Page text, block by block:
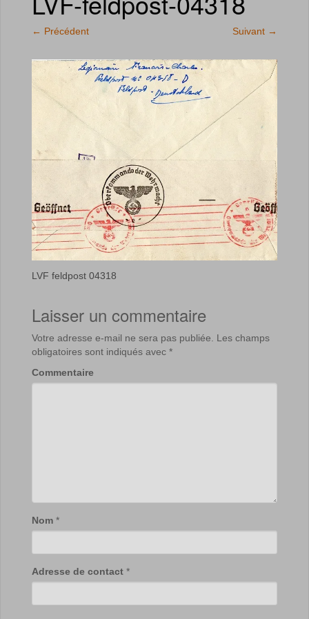
← Précédent Suivant →
LVF feldpost 04318
Laisser un commentaire
Votre adresse e-mail ne sera pas publiée.
Les champs
obligatoires sont indiqués avec *
Commentaire
Nom *
Adresse de contact *